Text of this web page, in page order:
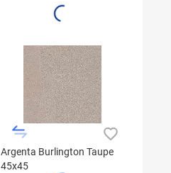
Argenta Burlington Taupe
45x45